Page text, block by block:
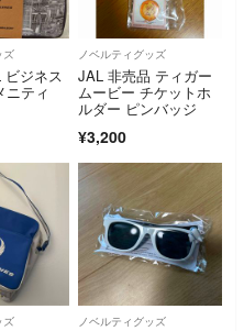
ズ
ビジネス
ティ
ノベルティグッズ
JAL 非売品 ティガー
ムービー チケットホ
ルダー ピンバッジ
¥3,200
ズ ノベルティグッズ